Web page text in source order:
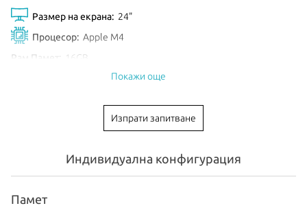
Размер на екрана: 24"
Процесор: Apple M4
Рам Памет:
16GB
512GB SSD
International
195949595325
Покажи още
Изпрати запитване
Индивидуална конфигурация
Памет